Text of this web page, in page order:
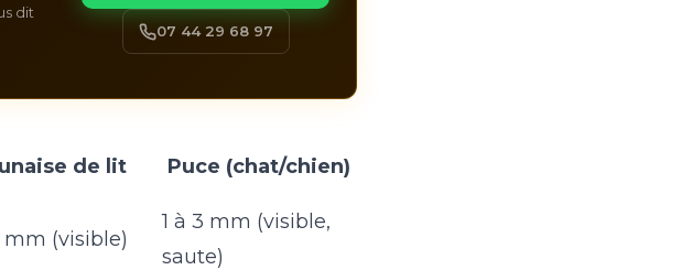
dit
07 44 29 68 97
de lit Puce (chat/chien)
mm (visible)
1 à 3 mm (visible,
saute)